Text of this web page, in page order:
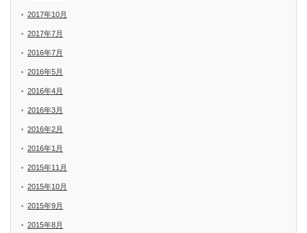
2017年10月
2017年7月
2016年7月
2016年5月
2016年4月
2016年3月
2016年2月
2016年1月
2015年11月
2015年10月
2015年9月
2015年8月